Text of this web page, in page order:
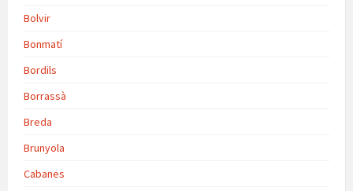
Bolvir
Bonmatí
Bordils
Borrassà
Breda
Brunyola
Cabanes